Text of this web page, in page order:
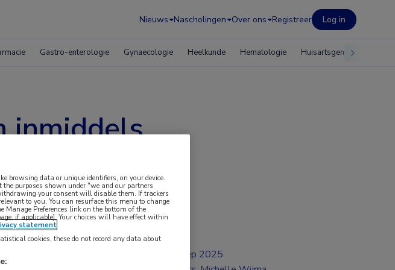
Nieuws Nascholingen Over ons Registreer Log in
Gastro-enterologie Gynaecologie Heelkunde Hematologie Huisartsgeneeskunde
inmiddels
te schrijven, na
sep 2025
browsing data or unique identifiers, on your device.
purposes shown under "we and our partners
your consent will disable them. If trackers
to you. You can resurface this menu to change
Preferences link on the bottom of the
if applicable]. Your choices will have effect within
statement
cookies, these do not record any data about